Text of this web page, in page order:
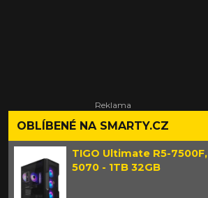
OBLÍBENÉ NA SMARTY.CZ
TIGO Ultimate R5-7500F,
5070 - 1TB 32GB